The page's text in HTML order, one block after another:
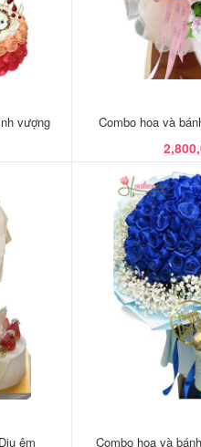
vượng Combo hoa và
êm Combo hoa và